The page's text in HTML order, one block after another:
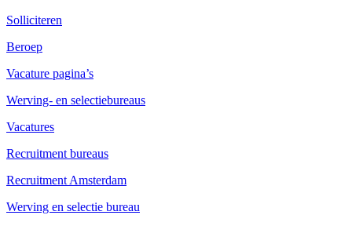
Solliciteren
Beroep
Vacature pagina’s
Werving- en selectiebureaus
Vacatures
Recruitment bureaus
Recruitment Amsterdam
Werving en selectie bureau